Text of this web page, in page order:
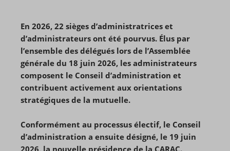
En 2026, 22 sièges d’administratrices et
d’administrateurs ont été pourvus. Élus par
l’ensemble des délégués lors de l’Assemblée
générale du 18 juin 2026, les administrateurs
composent le Conseil d’administration et
contribuent activement aux orientations
stratégiques de la mutuelle.
Conformément au processus électif, le Conseil
d’administration a ensuite désigné, le 19 juin
2026, la nouvelle présidence de la CARAC.